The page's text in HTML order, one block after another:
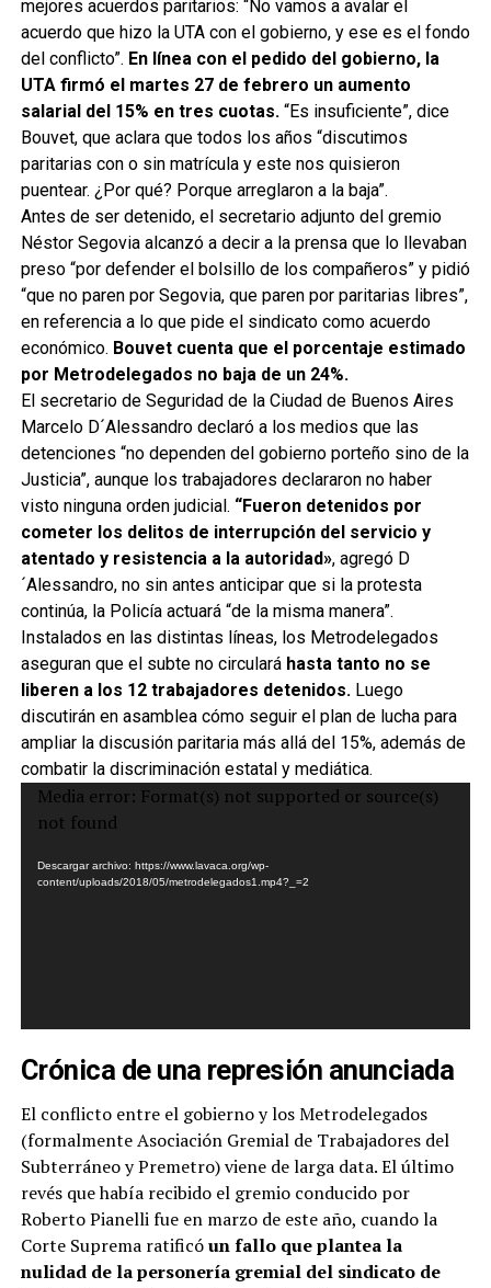
mejores acuerdos paritarios: “No vamos a avalar el
acuerdo que hizo la UTA con el gobierno, y ese es el fondo
del conflicto”. En línea con el pedido del gobierno, la
UTA firmó el martes 27 de febrero un aumento
salarial del 15% en tres cuotas. “Es insuficiente”, dice
Bouvet, que aclara que todos los años “discutimos
paritarias con o sin matrícula y este nos quisieron
puentear. ¿Por qué? Porque arreglaron a la baja”.
Antes de ser detenido, el secretario adjunto del gremio
Néstor Segovia alcanzó a decir a la prensa que lo llevaban
preso “por defender el bolsillo de los compañeros” y pidió
“que no paren por Segovia, que paren por paritarias libres”,
en referencia a lo que pide el sindicato como acuerdo
económico. Bouvet cuenta que el porcentaje estimado
por Metrodelegados no baja de un 24%.
El secretario de Seguridad de la Ciudad de Buenos Aires
Marcelo D´Alessandro declaró a los medios que las
detenciones “no dependen del gobierno porteño sino de la
Justicia”, aunque los trabajadores declararon no haber
visto ninguna orden judicial. “Fueron detenidos por
cometer los delitos de interrupción del servicio y
atentado y resistencia a la autoridad», agregó D
´Alessandro, no sin antes anticipar que si la protesta
continúa, la Policía actuará “de la misma manera”.
Instalados en las distintas líneas, los Metrodelegados
aseguran que el subte no circulará hasta tanto no se
liberen a los 12 trabajadores detenidos. Luego
discutirán en asamblea cómo seguir el plan de lucha para
ampliar la discusión paritaria más allá del 15%, además de
combatir la discriminación estatal y mediática.
Reproductor
Media error: Format(s) not supported or source(s)
not found
Descargar archivo: https://www.lavaca.org/wp-
content/uploads/2018/05/metrodelegados1.mp4?_=2
Crónica de una represión anunciada
El conflicto entre el gobierno y los Metrodelegados
(formalmente Asociación Gremial de Trabajadores del
Subterráneo y Premetro) viene de larga data. El último
revés que había recibido el gremio conducido por
Roberto Pianelli fue en marzo de este año, cuando la
Corte Suprema ratificóun fallo que plantea la
nulidad de la personería gremial del sindicato de